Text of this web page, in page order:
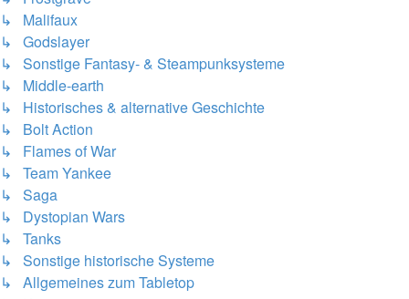
↳ Malifaux
↳ Godslayer
↳ Sonstige Fantasy- & Steampunksysteme
↳ Middle-earth
↳ Historisches & alternative Geschichte
↳ Bolt Action
↳ Flames of War
↳ Team Yankee
↳ Saga
↳ Dystopian Wars
↳ Tanks
↳ Sonstige historische Systeme
↳ Allgemeines zum Tabletop